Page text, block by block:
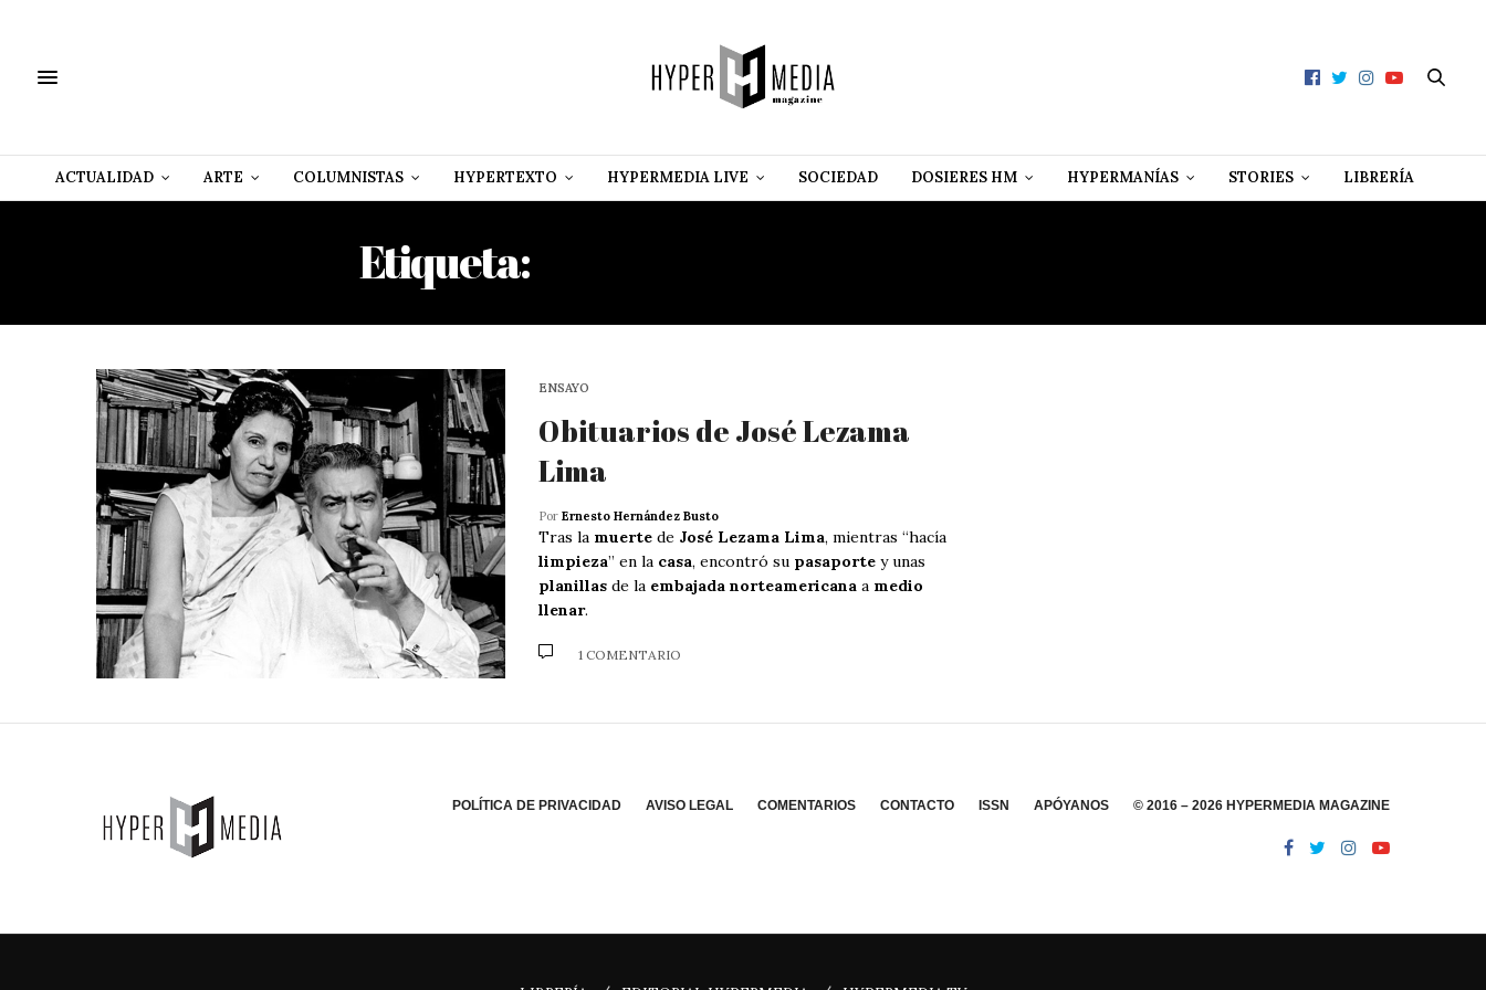
ACTUALIDAD ARTE COLUMNISTAS HYPERTEXTO HYPERMEDIA LIVE SOCIEDAD DOSIERES HM HYPERMANÍAS STORIES LIBRERÍA
Etiqueta:
ENSAYO
Obituarios de José Lezama
Lima
Por Ernesto Hernández Busto
Tras la muerte de José Lezama Lima, mientras “hacía
limpieza” en la casa, encontró su pasaporte y unas
planillas de la embajada norteamericana a medio
llenar.
1 COMENTARIO
POLÍTICA DE PRIVACIDAD AVISO LEGAL COMENTARIOS CONTACTO ISSN APÓYANOS © 2016 – 2026 HYPERMEDIA MAGAZINE